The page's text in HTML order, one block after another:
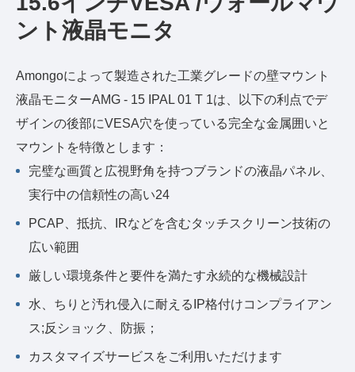
ント液晶モニタ
Amongoによって製造された工業グレードの壁マウント
液晶モニターAMG - 15 IPAL 01 T 1は、以下の利点でデ
ザインの後部にVESA穴を使っている完全な金属囲いと
マウントを特徴とします：
完璧な画質と広視野角を持つブランドの液晶パネル、
実行中の信頼性の高い24
PCAP、抵抗、IRなどを含むタッチスクリーン技術の
広い範囲
厳しい環境条件と要件を満たす永続的な機械設計
水、ちりと汚れ侵入に耐えるIP格付けコンプライアン
ス;反ショック、防振；
カスタマイズサービスをご利用いただけます